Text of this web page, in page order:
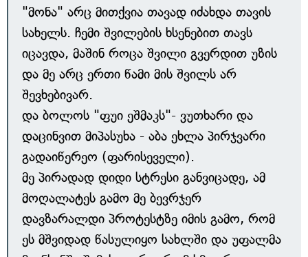
"მონა" არც მითქვია თავად იძახდა თავის
სახელს. ჩემი შვილების ხსენებით თავს
იცავდა, მაშინ როცა შვილი გვერდით უზის
და მე არც ერთი წამი მის შვილს არ
შევხებივარ.
და ბოლოს "ფუი ეშმაკს"- ვუთხარი და
დაცინვით მიპასუხა - აბა ეხლა პირჯვარი
გადაიწერეო (ფარისეველი).
მე პირადად დიდი სტრესი განვიცადე, ამ
მოღალატეს გამო მე ბევრჯერ
დავზარალდი პროტესტზე იმის გამო, რომ
ეს მშვიდად წასულიყო სახლში და უფალმა